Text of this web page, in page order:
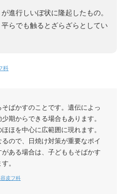
進行しいぼ状に隆起したもの。
らでも触るとざらざらとしてい
科
そばかすのことです。遺伝によっ
期からできる場合もあります。
ほを中心に広範囲に現れます。
ので、日焼け対策が重要なポイ
ある場合は、子どももそばかす
。
皮フ科